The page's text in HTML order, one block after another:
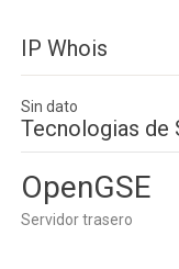
IP Whois
Sin dato
Tecnologias de
OpenGSE
Servidor trasero